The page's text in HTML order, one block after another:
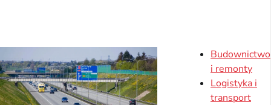
Budownictwo
i remonty
Logistyka i
transport